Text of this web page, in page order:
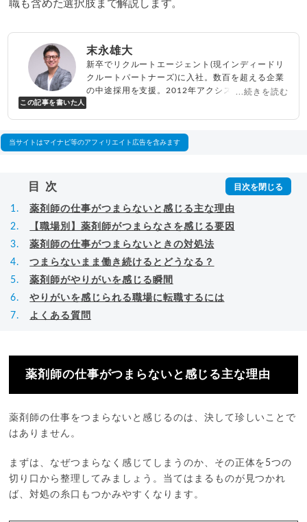
職も含めた選択肢まで解説します。
この記事を書いた人
末永雄大
新卒でリクルートエージェント(現インディードリ
クルートパートナーズ)に入社。数百を超える企業
の中途採用を支援。2012年アクシス(株)設立、代
べらない転職エージェント
...続きを読む
当サイトはマイナビ等のアフィリエイト広告を含みます
目次
薬剤師の仕事がつまらないと感じる主な理由
【職場別】薬剤師がつまらなさを感じる要因
薬剤師の仕事がつまらないときの対処法
つまらないまま働き続けるとどうなる？
薬剤師がやりがいを感じる瞬間
やりがいを感じられる職場に転職するには
よくある質問
薬剤師の仕事がつまらないと感じる主な理由
薬剤師の仕事をつまらないと感じるのは、決して珍しいことで
はありません。
まずは、なぜつまらなく感じてしまうのか、その正体を5つの
切り口から整理してみましょう。当てはまるものが見つかれ
ば、対処の糸口もつかみやすくなります。